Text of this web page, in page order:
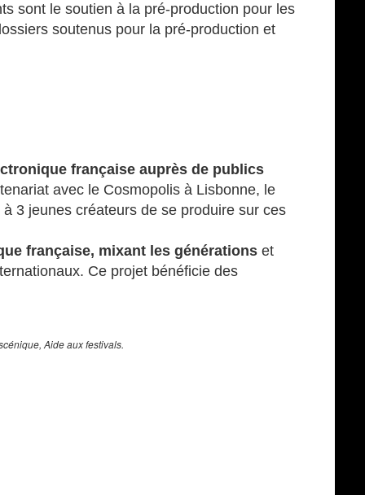
sont le soutien à la pré-production pour les
soutenus pour la pré-production et
française auprès de publics
avec le Cosmopolis à Lisbonne, le
3 jeunes créateurs de se produire sur ces
française, mixant les générations et
Ce projet bénéficie des
Aide aux festivals.